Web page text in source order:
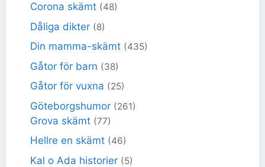
Corona skämt (48)
Dåliga dikter (8)
Din mamma-skämt (435)
Gåtor för barn (38)
Gåtor för vuxna (25)
Göteborgshumor (261)
Grova skämt (77)
Hellre en skämt (46)
Kal o Ada historier (5)